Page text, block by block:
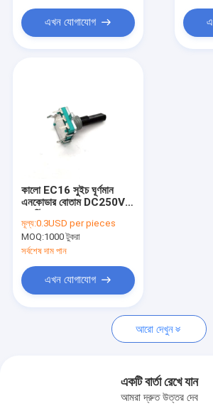
এখন যোগাযোগ
কালো EC16 সুইচ ঘূর্ণমান
এনকোডার বোতাম DC250V
মূল্য:0.3USD per pieces
MOQ:1000 টুকরা
সর্বশেষ দাম পান
এখন যোগাযোগ
আরো দেখুন
একটি বার্তা রেখে যান
আমরা দ্রুত উত্তর দেব